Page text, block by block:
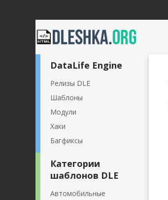
DataLife Engine
Релизы DLE
Шаблоны
Модули
Хаки
Багфиксы
Категории
шаблонов DLE
Автомобильные